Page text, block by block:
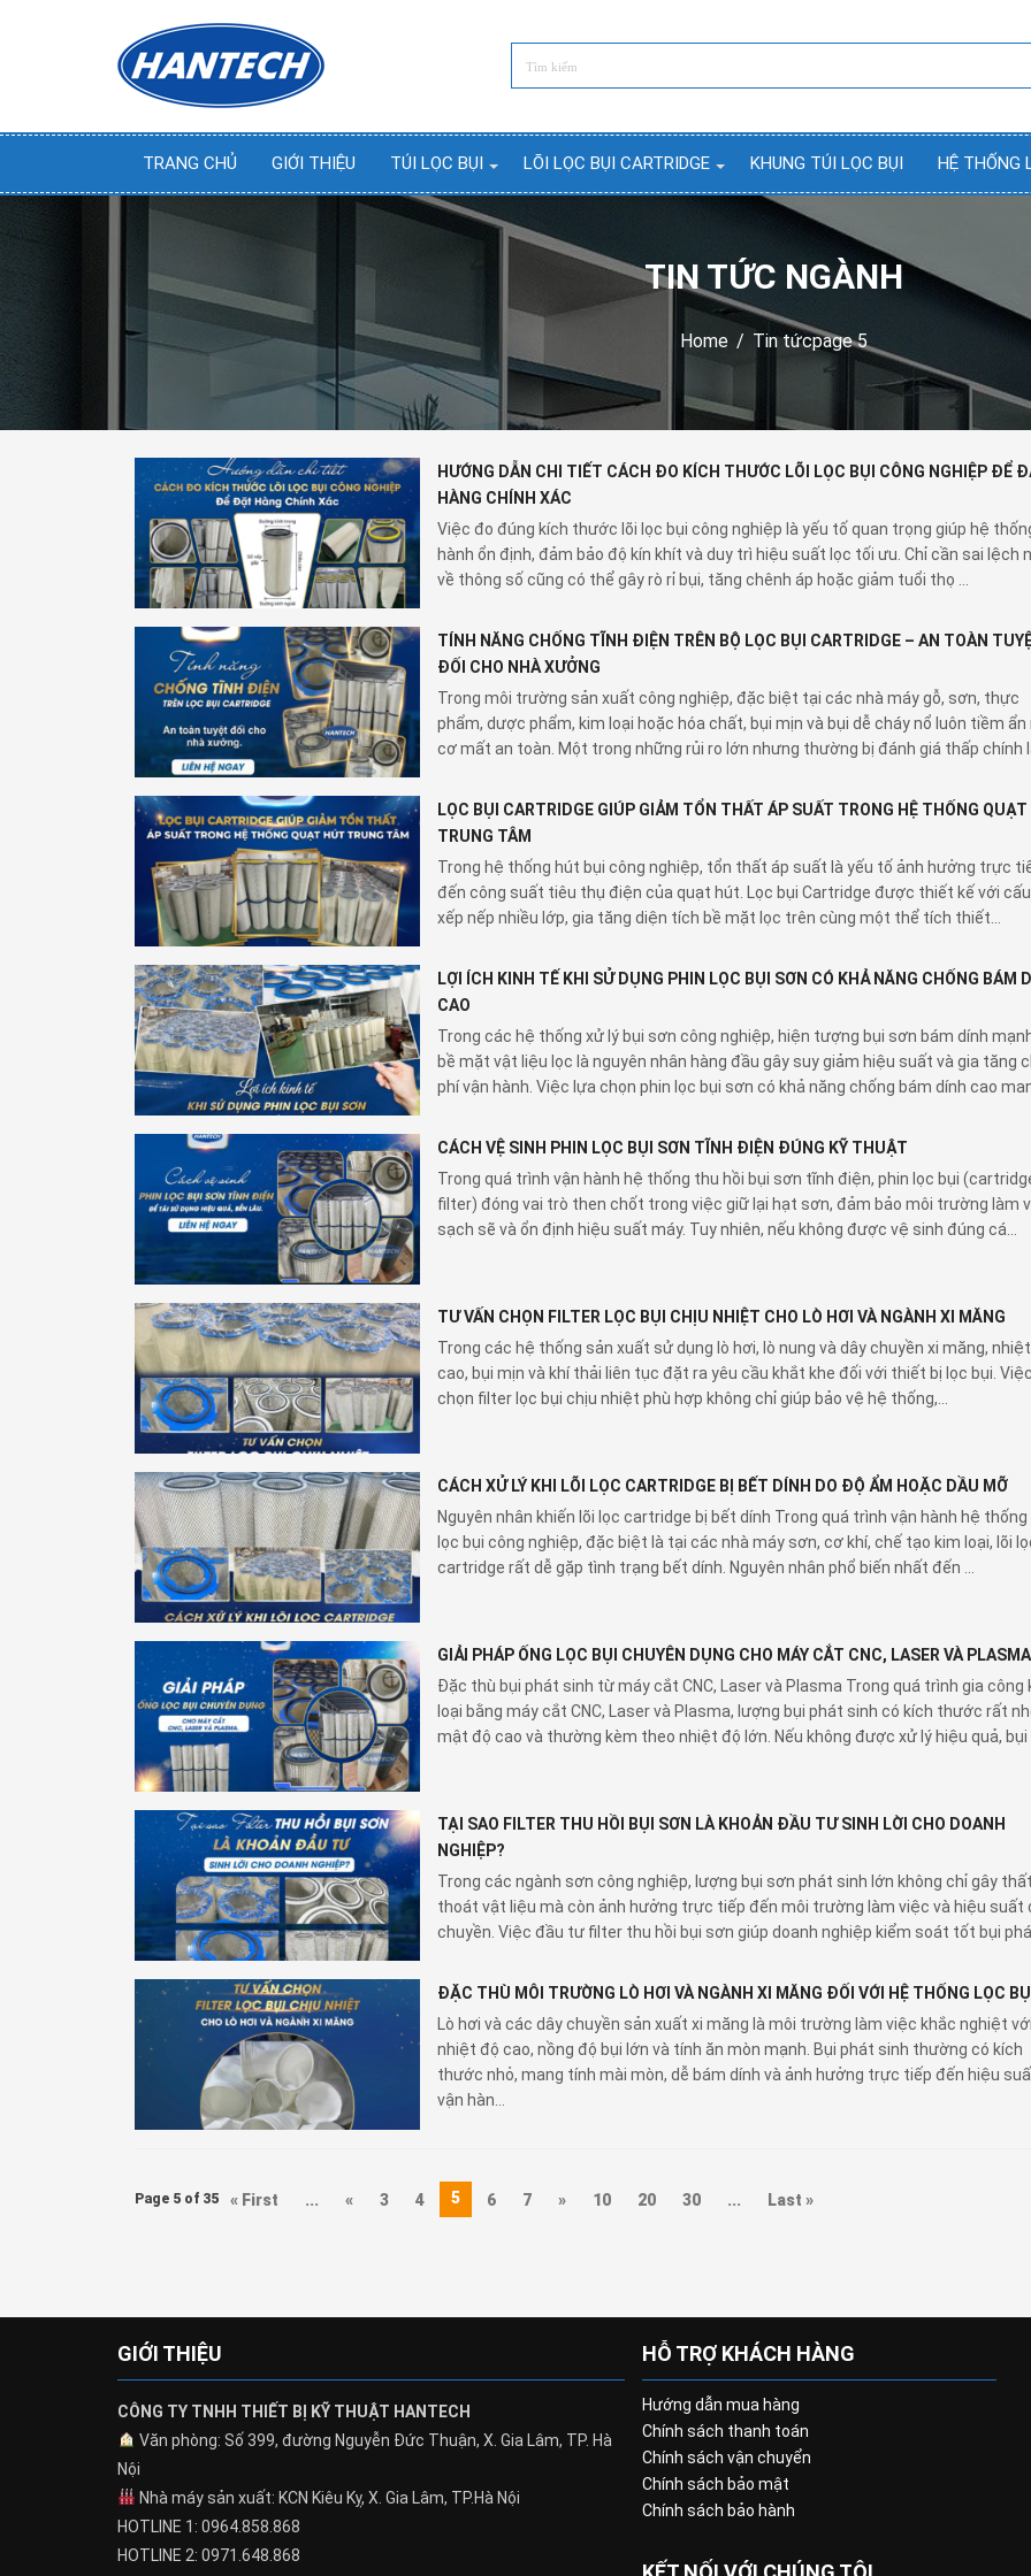
TRANG CHỦ GIỚI THIỆU TÚI LỌC BỤI LÕI LỌC BỤI CARTRIDGE KHUNG TÚI LỌC BỤI HỆ THỐNG
TIN TỨC NGÀNH
Home / Tin tứcpage 5
HƯỚNG DẪN CHI TIẾT CÁCH ĐO KÍCH THƯỚC LÕI LỌC BỤI CÔNG NGHIỆP ĐỂ
HÀNG CHÍNH XÁC
Việc đo đúng kích thước lõi lọc bụi công nghiệp là yếu tố quan trọng giúp hệ
hành ổn định, đảm bảo độ kín khít và duy trì hiệu suất lọc tối ưu. Chỉ cần sai lệch
về thông số cũng có thể gây rò rỉ bụi, tăng chênh áp hoặc giảm tuổi thọ ...
TÍNH NĂNG CHỐNG TĨNH ĐIỆN TRÊN BỘ LỌC BỤI CARTRIDGE – AN TOÀN
ĐỐI CHO NHÀ XƯỞNG
Trong môi trường sản xuất công nghiệp, đặc biệt tại các nhà máy gỗ, sơn, thực
phẩm, dược phẩm, kim loại hoặc hóa chất, bụi mịn và bụi dễ cháy nổ luôn tiềm ẩn
cơ mất an toàn. Một trong những rủi ro lớn nhưng thường bị đánh giá thấp chính là
LỌC BỤI CARTRIDGE GIÚP GIẢM TỔN THẤT ÁP SUẤT TRONG HỆ THỐNG
TRUNG TÂM
Trong hệ thống hút bụi công nghiệp, tổn thất áp suất là yếu tố ảnh hưởng trực
đến công suất tiêu thụ điện của quạt hút. Lọc bụi Cartridge được thiết kế với
xếp nếp nhiều lớp, gia tăng diện tích bề mặt lọc trên cùng một thể tích thiết...
LỢI ÍCH KINH TẾ KHI SỬ DỤNG PHIN LỌC BỤI SƠN CÓ KHẢ NĂNG CHỐNG BÁM
CAO
Trong các hệ thống xử lý bụi sơn công nghiệp, hiện tượng bụi sơn bám dính
bề mặt vật liệu lọc là nguyên nhân hàng đầu gây suy giảm hiệu suất và gia tăng
phí vận hành. Việc lựa chọn phin lọc bụi sơn có khả năng chống bám dính cao
CÁCH VỆ SINH PHIN LỌC BỤI SƠN TĨNH ĐIỆN ĐÚNG KỸ THUẬT
Trong quá trình vận hành hệ thống thu hồi bụi sơn tĩnh điện, phin lọc bụi
filter) đóng vai trò then chốt trong việc giữ lại hạt sơn, đảm bảo môi trường làm
sạch sẽ và ổn định hiệu suất máy. Tuy nhiên, nếu không được vệ sinh đúng cá...
TƯ VẤN CHỌN FILTER LỌC BỤI CHỊU NHIỆT CHO LÒ HƠI VÀ NGÀNH XI MĂNG
Trong các hệ thống sản xuất sử dụng lò hơi, lò nung và dây chuyền xi măng,
cao, bụi mịn và khí thải liên tục đặt ra yêu cầu khắt khe đối với thiết bị lọc bụi.
chọn filter lọc bụi chịu nhiệt phù hợp không chỉ giúp bảo vệ hệ thống,...
CÁCH XỬ LÝ KHI LÕI LỌC CARTRIDGE BỊ BẾT DÍNH DO ĐỘ ẨM HOẶC DẦU MỠ
Nguyên nhân khiến lõi lọc cartridge bị bết dính Trong quá trình vận hành hệ
lọc bụi công nghiệp, đặc biệt là tại các nhà máy sơn, cơ khí, chế tạo kim loại, lõi
cartridge rất dễ gặp tình trạng bết dính. Nguyên nhân phổ biến nhất đến ...
GIẢI PHÁP ỐNG LỌC BỤI CHUYÊN DỤNG CHO MÁY CẮT CNC, LASER VÀ PLASMA
Đặc thù bụi phát sinh từ máy cắt CNC, Laser và Plasma Trong quá trình gia công
loại bằng máy cắt CNC, Laser và Plasma, lượng bụi phát sinh có kích thước rất
mật độ cao và thường kèm theo nhiệt độ lớn. Nếu không được xử lý hiệu quả, bụi
TẠI SAO FILTER THU HỒI BỤI SƠN LÀ KHOẢN ĐẦU TƯ SINH LỜI CHO DOANH
NGHIỆP?
Trong các ngành sơn công nghiệp, lượng bụi sơn phát sinh lớn không chỉ gây thất
thoát vật liệu mà còn ảnh hưởng trực tiếp đến môi trường làm việc và hiệu suất
chuyền. Việc đầu tư filter thu hồi bụi sơn giúp doanh nghiệp kiểm soát tốt bụi phát
ĐẶC THÙ MÔI TRƯỜNG LÒ HƠI VÀ NGÀNH XI MĂNG ĐỐI VỚI HỆ THỐNG LỌC
Lò hơi và các dây chuyền sản xuất xi măng là môi trường làm việc khắc nghiệt với
nhiệt độ cao, nồng độ bụi lớn và tính ăn mòn mạnh. Bụi phát sinh thường có kích
thước nhỏ, mang tính mài mòn, dễ bám dính và ảnh hưởng trực tiếp đến hiệu
vận hàn...
Page 5 of 35 « First ... « 3 4 5 6 7 » 10 20 30 ... Last »
GIỚI THIỆU
CÔNG TY TNHH THIẾT BỊ KỸ THUẬT HANTECH
Văn phòng: Số 399, đường Nguyễn Đức Thuận, X. Gia Lâm, TP. Hà
Nội
Nhà máy sản xuất: KCN Kiêu Kỵ, X. Gia Lâm, TP.Hà Nội
HOTLINE 1: 0964.858.868
HOTLINE 2: 0971.648.868
HỖ TRỢ KHÁCH HÀNG
Hướng dẫn mua hàng
Chính sách thanh toán
Chính sách vận chuyển
Chính sách bảo mật
Chính sách bảo hành